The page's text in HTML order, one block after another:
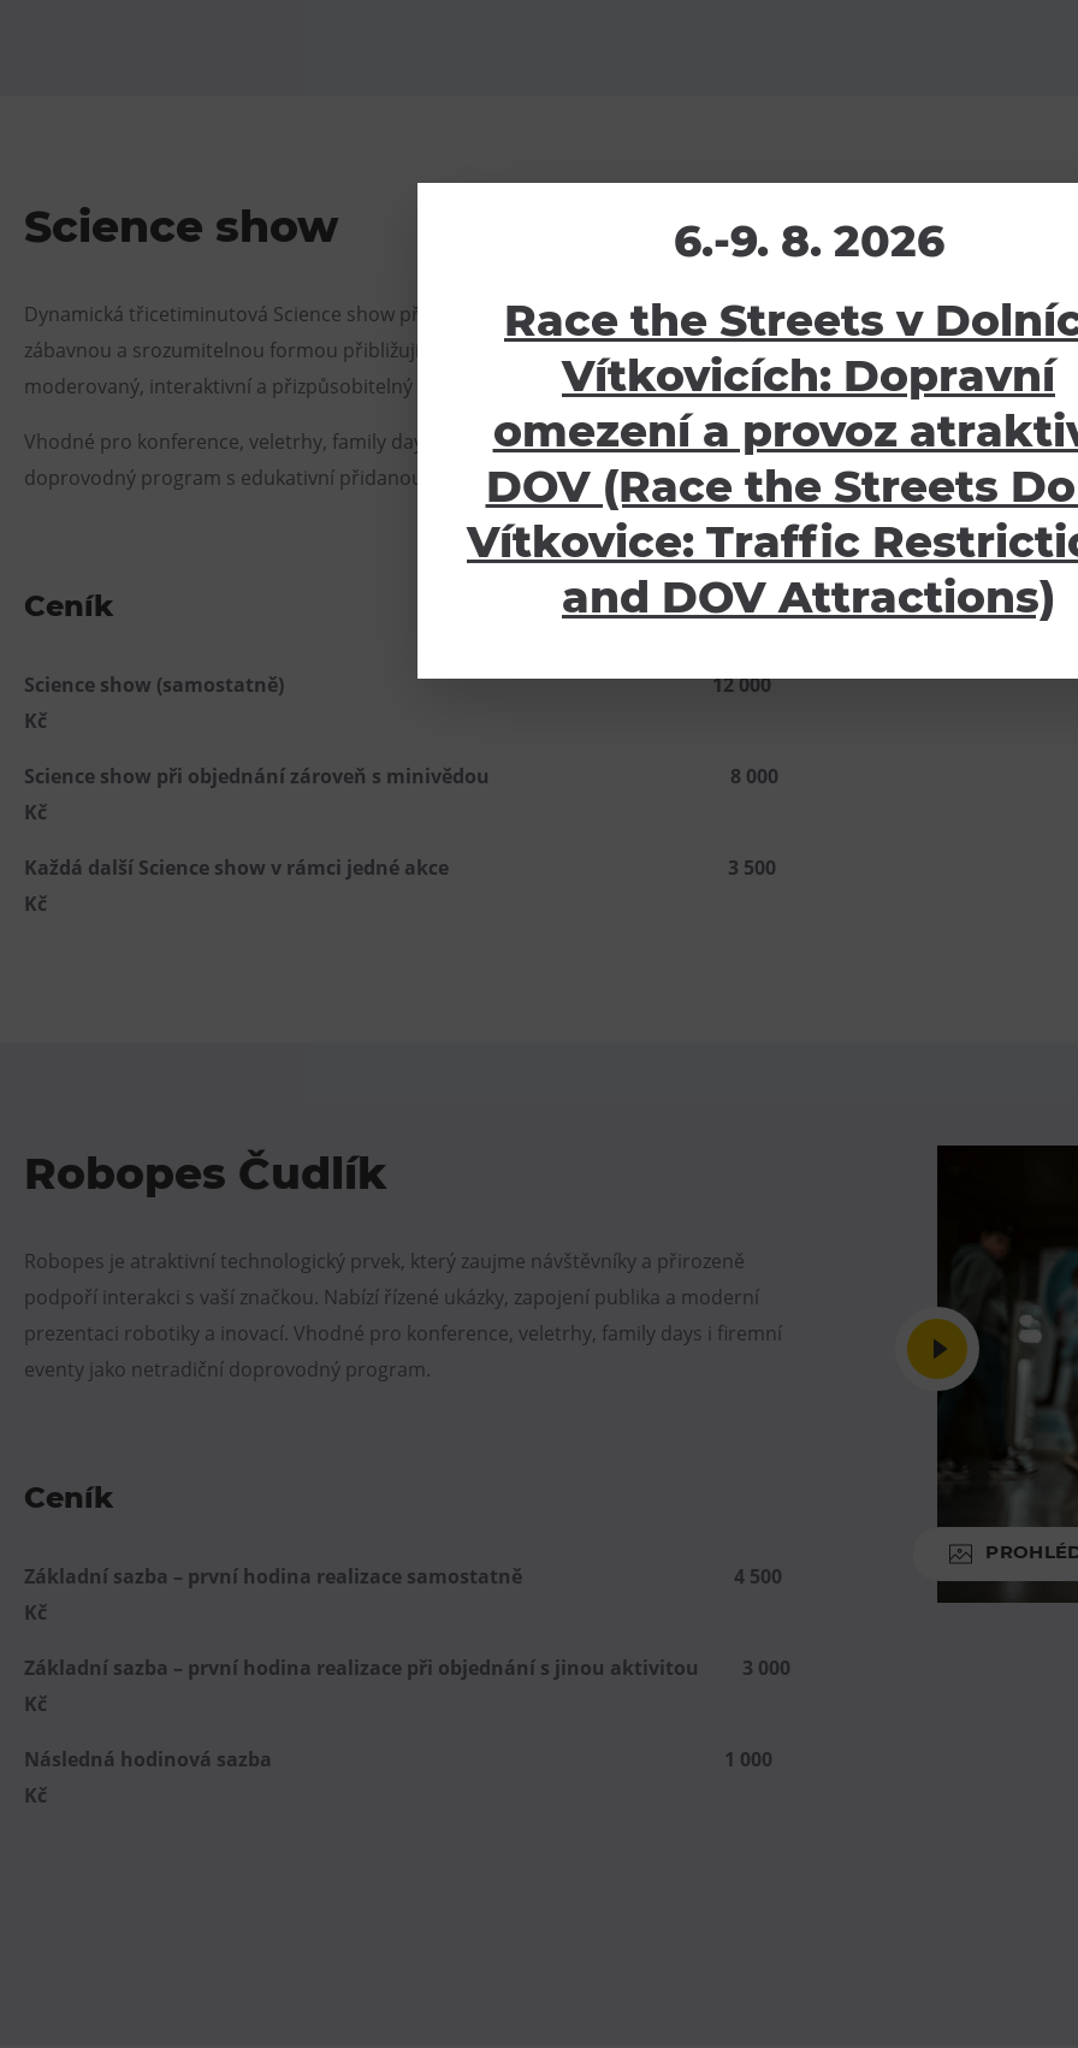
Science show
Dynamická třicetiminutová Science show přináší efektní vědecké pokusy, které
zábavnou a srozumitelnou formou přibližují přírodní zákony. Program je
moderovaný, interaktivní a přizpůsobitelný publiku i prostoru.
Vhodné pro konference, veletrhy, family days a firemní eventy jako atraktivní
doprovodný program s edukativní přidanou hodnotou.
Ceník
Science show (samostatně) 12 000
Kč
Science show při objednání zároveň s minivědou 8 000
Kč
Každá další Science show v rámci jedné akce 3 500
Kč
Robopes Čudlík
Robopes je atraktivní technologický prvek, který zaujme návštěvníky a přirozeně
podpoří interakci s vaší značkou. Nabízí řízené ukázky, zapojení publika a moderní
prezentaci robotiky a inovací. Vhodné pro konference, veletrhy, family days i firemní
eventy jako netradiční doprovodný program.
Ceník
Základní sazba – první hodina realizace samostatně 4 500
Kč
Základní sazba – první hodina realizace při objednání s jinou aktivitou 3 000
Kč
Následná hodinová sazba 1 000
Kč
6.-9. 8. 2026
Race the Streets v
Vítkovicích: Dopravní
omezení a provoz
DOV (Race the Streets
Vítkovice: Traffic
and DOV Attractions)